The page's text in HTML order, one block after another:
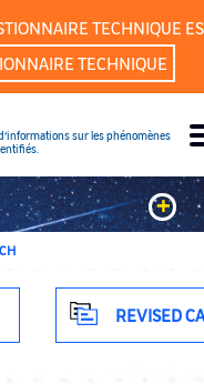
TECHNIQUE
TECHNIQUE
sur les phénomènes
+
REVISED